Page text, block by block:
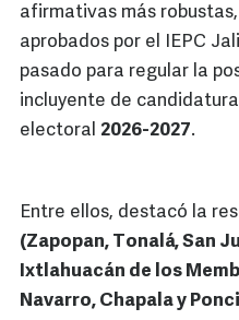
afirmativas más
aprobados por el IEPC
pasado para regular la
incluyente de
electoral 2026-2027.
Entre ellos, destacó la
(Zapopan, Tonalá, San
Ixtlahuacán de los
Navarro, Chapala y